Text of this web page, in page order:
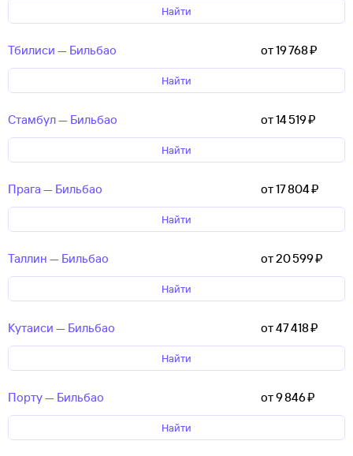
Найти
Тбилиси — Бильбао от 19 ⁠768 ⁠₽
Найти
Стамбул — Бильбао от 14 ⁠519 ⁠₽
Найти
Прага — Бильбао от 17 ⁠804 ⁠₽
Найти
Таллин — Бильбао от 20 ⁠599 ⁠₽
Найти
Кутаиси — Бильбао от 47 ⁠418 ⁠₽
Найти
Порту — Бильбао от 9 ⁠846 ⁠₽
Найти